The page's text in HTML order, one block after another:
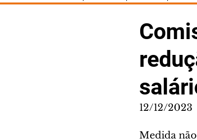
12/12/2023
Medida